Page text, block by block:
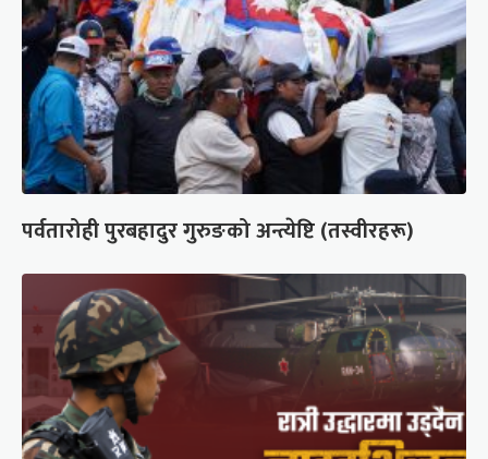
पर्वतारोही पुरबहादुर गुरुङको अन्त्येष्टि (तस्वीरहरू)